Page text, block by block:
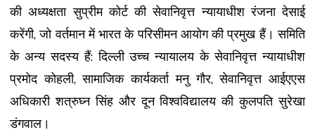
की अध्यक्षता सुप्रीम कोर्ट की सेवानिवृत्त न्यायाधीश रंजना देसाई
करेंगी, जो वर्तमान में भारत के परिसीमन आयोग की प्रमुख हैं। समिति
के अन्य सदस्य हैं: दिल्ली उच्च न्यायालय के सेवानिवृत्त न्यायाधीश
प्रमोद कोहली, सामाजिक कार्यकर्ता मनु गौर, सेवानिवृत्त आईएएस
अधिकारी शत्रुघ्न सिंह और दून विश्वविद्यालय की कुलपति सुरेखा
डंगवाल।